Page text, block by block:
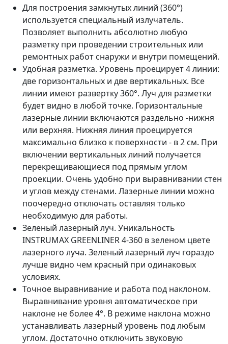
Для построения замкнутых линий (360°)
используется специальный излучатель.
Позволяет выполнить абсолютно любую
разметку при проведении строительных или
ремонтных работ снаружи и внутри помещений.
Удобная разметка. Уровень проецирует 4 линии:
две горизонтальных и две вертикальных. Все
линии имеют развертку 360°. Луч для разметки
будет видно в любой точке. Горизонтальные
лазерные линии включаются раздельно -нижня
или верхняя. Нижняя линия проецируется
максимально близко к поверхности - в 2 см. При
включении вертикальных линий получается
перекрещивающиеся под прямым углом
проекции. Очень удобно при выравнивании стен
и углов между стенами. Лазерные линии можно
поочередно отключать оставляя только
необходимую для работы.
Зеленый лазерный луч. Уникальность
INSTRUMAX GREENLINER 4-360 в зеленом цвете
лазерного луча. Зеленый лазерный луч гораздо
лучше видно чем красный при одинаковых
условиях.
Точное выравнивание и работа под наклоном.
Выравнивание уровня автоматическое при
наклоне не более 4°. В режиме наклона можно
устанавливать лазерный уровень под любым
углом. Достаточно отключить звуковую